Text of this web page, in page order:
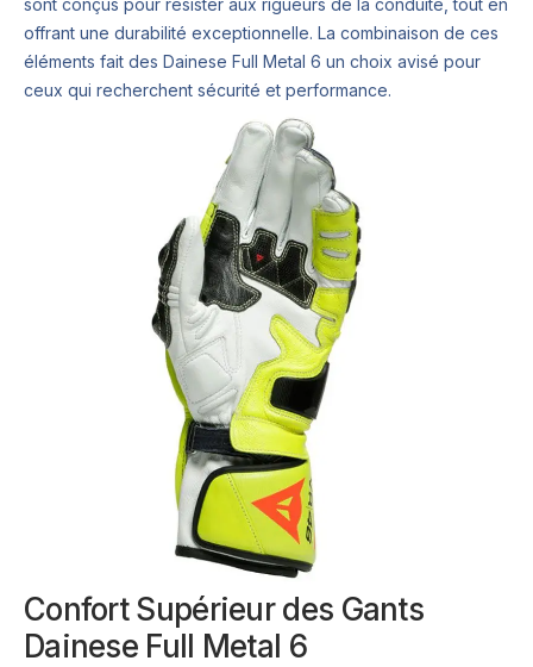
sont conçus pour résister aux rigueurs de la conduite, tout en
offrant une durabilité exceptionnelle. La combinaison de ces
éléments fait des Dainese Full Metal 6 un choix avisé pour
ceux qui recherchent sécurité et performance.
Confort Supérieur des Gants
Dainese Full Metal 6